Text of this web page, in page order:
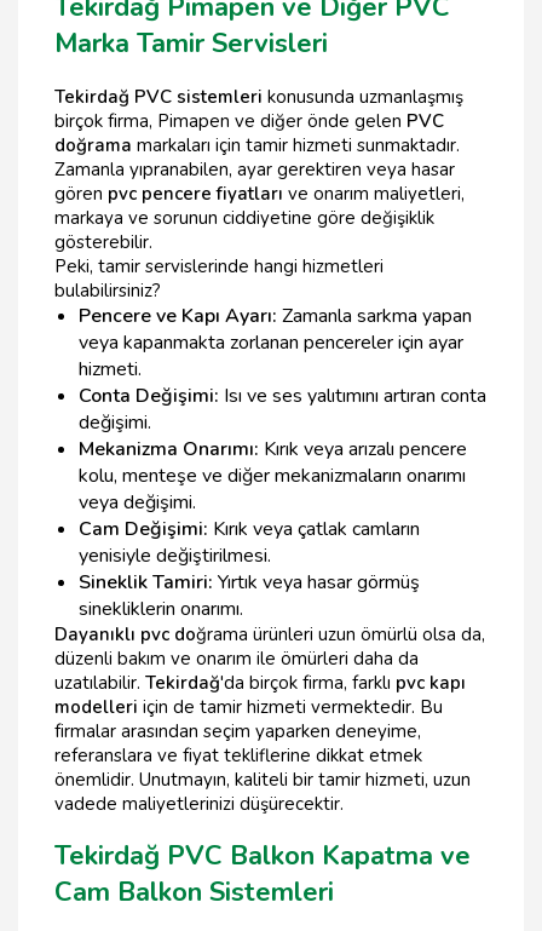
Tekirdağ Pimapen ve Diğer PVC
Marka Tamir Servisleri
Tekirdağ PVC sistemleri konusunda uzmanlaşmış
birçok firma, Pimapen ve diğer önde gelen PVC
doğrama markaları için tamir hizmeti sunmaktadır.
Zamanla yıpranabilen, ayar gerektiren veya hasar
gören pvc pencere fiyatları ve onarım maliyetleri,
markaya ve sorunun ciddiyetine göre değişiklik
gösterebilir.
Peki, tamir servislerinde hangi hizmetleri
bulabilirsiniz?
Pencere ve Kapı Ayarı: Zamanla sarkma yapan
veya kapanmakta zorlanan pencereler için ayar
hizmeti.
Conta Değişimi: Isı ve ses yalıtımını artıran conta
değişimi.
Mekanizma Onarımı: Kırık veya arızalı pencere
kolu, menteşe ve diğer mekanizmaların onarımı
veya değişimi.
Cam Değişimi: Kırık veya çatlak camların
yenisiyle değiştirilmesi.
Sineklik Tamiri: Yırtık veya hasar görmüş
sinekliklerin onarımı.
Dayanıklı pvc doğrama ürünleri uzun ömürlü olsa da,
düzenli bakım ve onarım ile ömürleri daha da
uzatılabilir. Tekirdağ'da birçok firma, farklı pvc kapı
modelleri için de tamir hizmeti vermektedir. Bu
firmalar arasından seçim yaparken deneyime,
referanslara ve fiyat tekliflerine dikkat etmek
önemlidir. Unutmayın, kaliteli bir tamir hizmeti, uzun
vadede maliyetlerinizi düşürecektir.
Tekirdağ PVC Balkon Kapatma ve
Cam Balkon Sistemleri